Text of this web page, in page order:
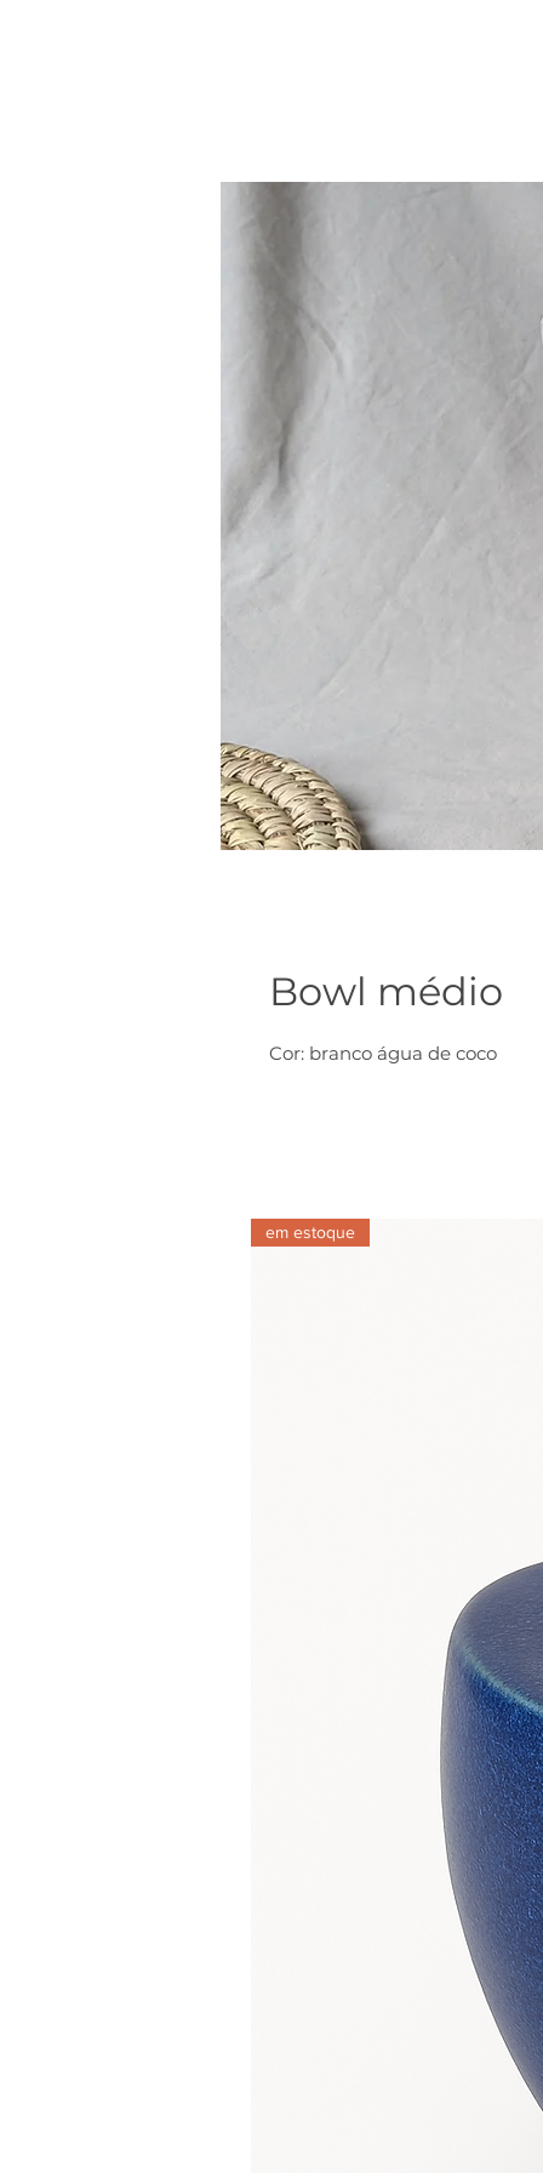
Bowl médio
Cor: branco água de coco
em estoque